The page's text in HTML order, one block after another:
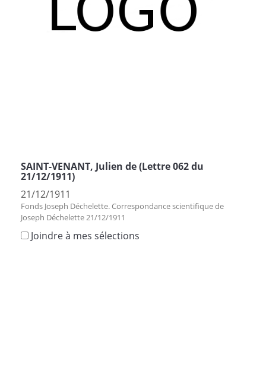
SAINT-VENANT, Julien de (Lettre 062 du
21/12/1911)
21/12/1911
Fonds Joseph Déchelette. Correspondance scientifique de
Joseph Déchelette 21/12/1911
Joindre à mes sélections